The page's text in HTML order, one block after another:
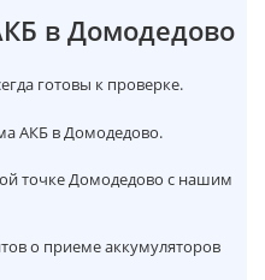
в Домодедово
готовы к проверке.
АКБ в Домодедово.
точке Домодедово с нашим
о приеме аккумуляторов